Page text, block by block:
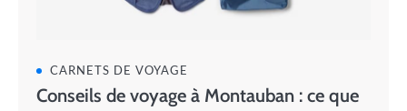
CARNETS DE VOYAGE
Conseils de voyage à Montauban : ce que